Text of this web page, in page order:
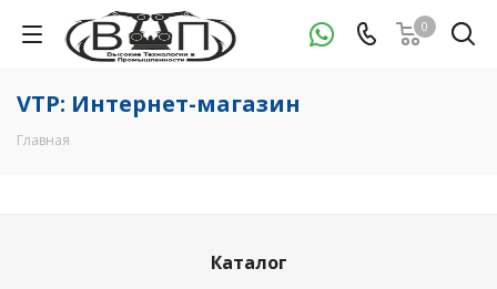
0
VTP: Интернет-магазин
Главная
Каталог